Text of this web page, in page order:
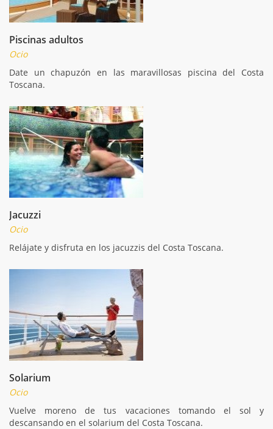
Piscinas adultos
Ocio
Date un chapuzón en las maravillosas piscina del Costa
Toscana.
Jacuzzi
Ocio
Relájate y disfruta en los jacuzzis del Costa Toscana.
Solarium
Ocio
Vuelve moreno de tus vacaciones tomando el sol y
descansando en el solarium del Costa Toscana.